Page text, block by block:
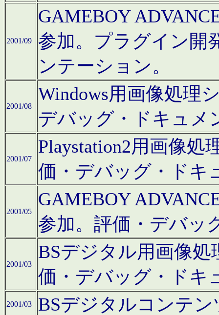
2001/09
GAMEBOY
参加。プラグイン開
ンテーション。
2001/08
Windows用画像処理
デバッグ・ドキュメ
2001/07
Playstation2用画像
価・デバッグ・ドキ
2001/05
GAMEBOY
参加。評価・デバッ
2001/03
BSデジタル用画像
価・デバッグ・ドキ
2001/03 BSデジタルコンテ